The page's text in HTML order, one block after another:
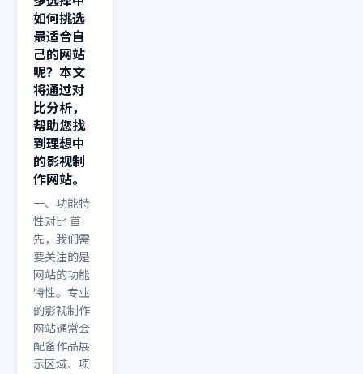
如何挑选
最适合自
己的网站
呢？本文
将通过对
比分析，
帮助您找
到理想中
的影视制
作网站。
一、功能特
性对比 首
先，我们需
要关注的是
网站的功能
特性。专业
的影视制作
网站通常会
配备作品展
示区域、项